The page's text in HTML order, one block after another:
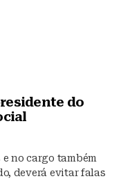
do
no cargo também
deverá evitar falas